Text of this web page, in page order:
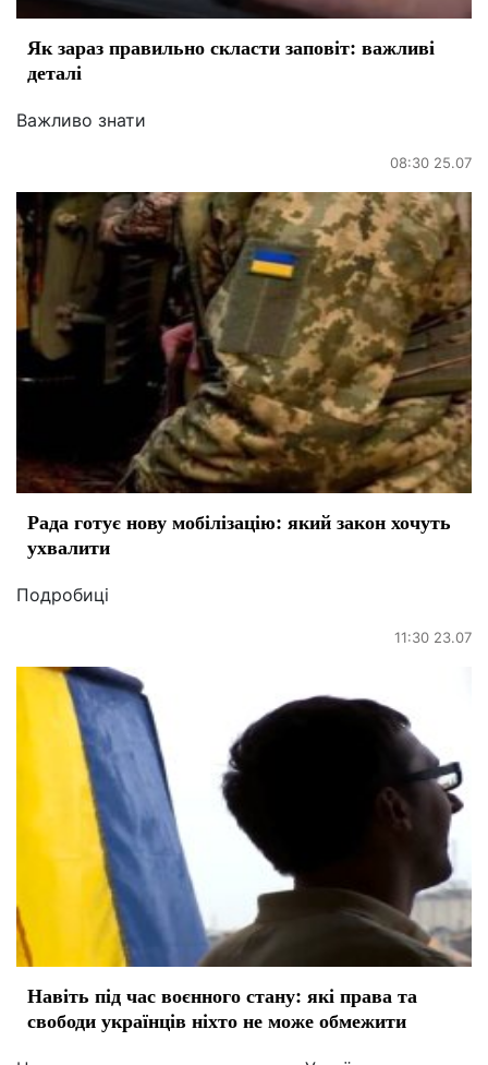
Як зараз правильно скласти заповіт: важливі
деталі
Важливо знати
08:30 25.07
Рада готує нову мобілізацію: який закон хочуть
ухвалити
Подробиці
11:30 23.07
Навіть під час воєнного стану: які права та
свободи українців ніхто не може обмежити